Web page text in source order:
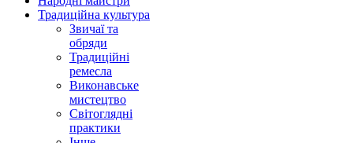
Традиційна культура
Звичаї та
обряди
Традиційні
ремесла
Виконавське
мистецтво
Світоглядні
практики